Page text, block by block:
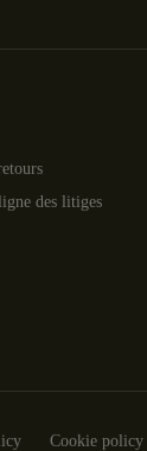
des litiges
Cookie policy